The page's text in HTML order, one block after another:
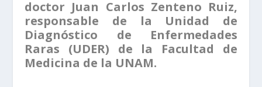
doctor Juan Carlos Zenteno Ruiz,
responsable de la Unidad de
Diagnóstico de Enfermedades
Raras (UDER) de la Facultad de
Medicina de la UNAM.